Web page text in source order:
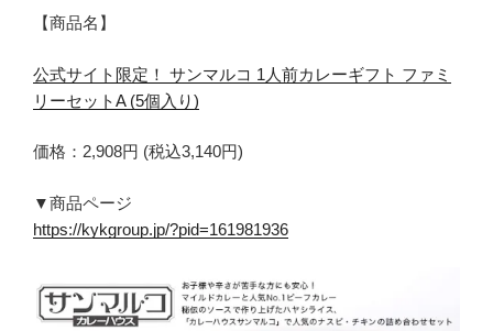
【商品名】
公式サイト限定！ サンマルコ 1人前カレーギフト ファミ
リーセットA (5個入り)
価格：2,908円 (税込3,140円)
▼商品ページ
https://kykgroup.jp/?pid=161981936